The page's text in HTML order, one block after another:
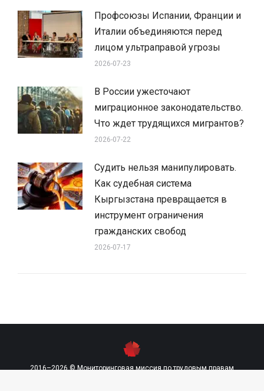
Профсоюзы Испании, Франции и
Италии объединяются перед
лицом ультраправой угрозы
2026-07-23
В России ужесточают
миграционное законодательство.
Что ждет трудящихся мигрантов?
2026-07-22
Судить нельзя манипулировать.
Как судебная система
Кыргызстана превращается в
инструмент ограничения
гражданских свобод
2026-07-17
2016–2026 © Мониторинговая миссия по трудовым правам